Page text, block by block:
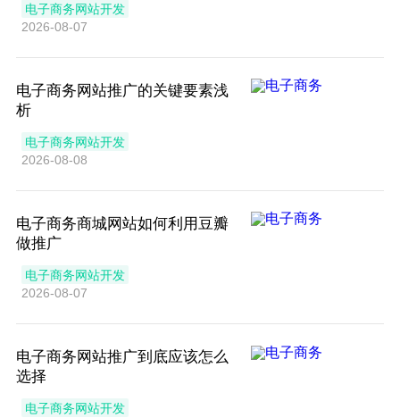
电子商务网站开发
2026-08-07
电子商务网站推广的关键要素浅
析
电子商务网站开发
2026-08-08
电子商务商城网站如何利用豆瓣
做推广
电子商务网站开发
2026-08-07
电子商务网站推广到底应该怎么
选择
电子商务网站开发